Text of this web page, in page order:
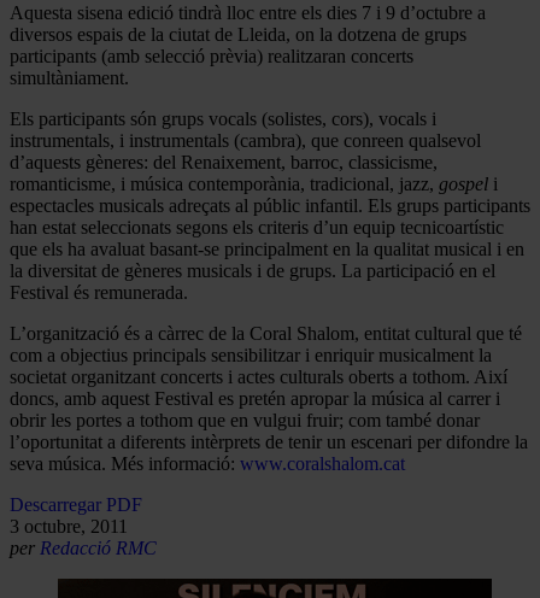
Aquesta sisena edició tindrà lloc entre els dies 7 i 9 d’octubre a
diversos espais de la ciutat de Lleida, on la dotzena de grups
participants (amb selecció prèvia) realitzaran concerts
simultàniament.
Els participants són grups vocals (solistes, cors), vocals i
instrumentals, i instrumentals (cambra), que conreen qualsevol
d’aquests gèneres: del Renaixement, barroc, classicisme,
romanticisme, i música contemporània, tradicional, jazz, gospel i
espectacles musicals adreçats al públic infantil. Els grups participants
han estat seleccionats segons els criteris d’un equip tecnicoartístic
que els ha avaluat basant-se principalment en la qualitat musical i en
la diversitat de gèneres musicals i de grups. La participació en el
Festival és remunerada.
L’organització és a càrrec de la Coral Shalom, entitat cultural que té
com a objectius principals sensibilitzar i enriquir musicalment la
societat organitzant concerts i actes culturals oberts a tothom. Així
doncs, amb aquest Festival es pretén apropar la música al carrer i
obrir les portes a tothom que en vulgui fruir; com també donar
l’oportunitat a diferents intèrprets de tenir un escenari per difondre la
seva música. Més informació: www.coralshalom.cat
Descarregar PDF
3 octubre, 2011
per Redacció RMC